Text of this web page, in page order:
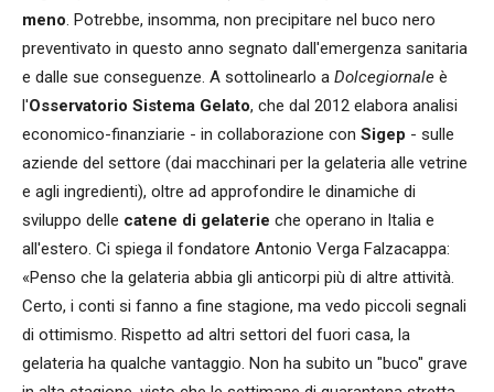
meno. Potrebbe, insomma, non precipitare nel buco nero
preventivato in questo anno segnato dall'emergenza sanitaria
e dalle sue conseguenze. A sottolinearlo a Dolcegiornale è
l'Osservatorio Sistema Gelato, che dal 2012 elabora analisi
economico-finanziarie - in collaborazione con Sigep - sulle
aziende del settore (dai macchinari per la gelateria alle vetrine
e agli ingredienti), oltre ad approfondire le dinamiche di
sviluppo delle catene di gelaterie che operano in Italia e
all'estero. Ci spiega il fondatore Antonio Verga Falzacappa:
«Penso che la gelateria abbia gli anticorpi più di altre attività.
Certo, i conti si fanno a fine stagione, ma vedo piccoli segnali
di ottimismo. Rispetto ad altri settori del fuori casa, la
gelateria ha qualche vantaggio. Non ha subito un "buco" grave